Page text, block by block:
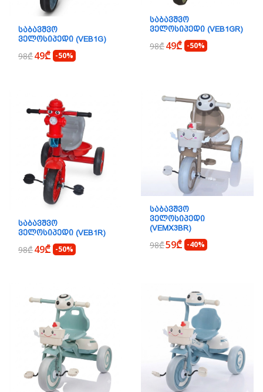
ᲡᲐᲑᲐᲕᲨᲕᲝ
ᲕᲔᲚᲝᲡᲘᲞᲔᲓᲘ (VEB1G)
98₾49₾ -50%
ᲡᲐᲑᲐᲕᲨᲕᲝ
ᲕᲔᲚᲝᲡᲘᲞᲔᲓᲘ (VEB1GR)
98₾49₾ -50%
ᲡᲐᲑᲐᲕᲨᲕᲝ
ᲕᲔᲚᲝᲡᲘᲞᲔᲓᲘ (VEB1R)
98₾49₾ -50%
ᲡᲐᲑᲐᲕᲨᲕᲝ
ᲕᲔᲚᲝᲡᲘᲞᲔᲓᲘ
(VEMX3BR)
98₾59₾ -40%